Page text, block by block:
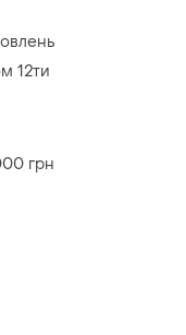
12ти
грн